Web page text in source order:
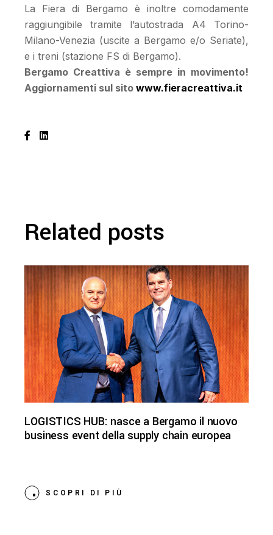
La Fiera di Bergamo è inoltre comodamente
raggiungibile tramite l’autostrada A4 Torino-
Milano-Venezia (uscite a Bergamo e/o Seriate),
e i treni (stazione FS di Bergamo).
Bergamo Creattiva è sempre in movimento!
Aggiornamenti sul sitowww.fieracreattiva.it
Related posts
LOGISTICS HUB: nasce a Bergamo il nuovo
business event della supply chain europea
SCOPRI DI PIÙ